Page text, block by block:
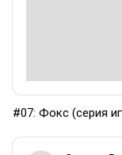
#07: Фокс (серия